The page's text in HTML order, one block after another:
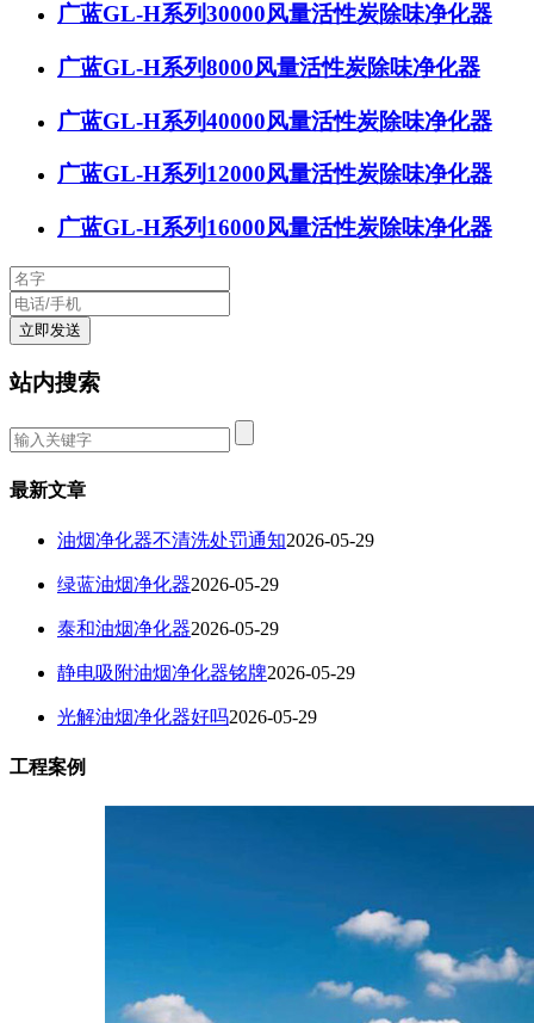
广蓝GL-H系列30000风量活性炭除味净化器
广蓝GL-H系列8000风量活性炭除味净化器
广蓝GL-H系列40000风量活性炭除味净化器
广蓝GL-H系列12000风量活性炭除味净化器
广蓝GL-H系列16000风量活性炭除味净化器
站内搜索
最新文章
油烟净化器不清洗处罚通知2026-05-29
绿蓝油烟净化器2026-05-29
泰和油烟净化器2026-05-29
静电吸附油烟净化器铭牌2026-05-29
光解油烟净化器好吗2026-05-29
工程案例